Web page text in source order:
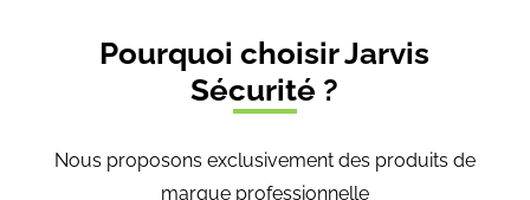
Pourquoi choisir Jarvis
Sécurité ?
Nous proposons exclusivement des produits de
marque professionnelle